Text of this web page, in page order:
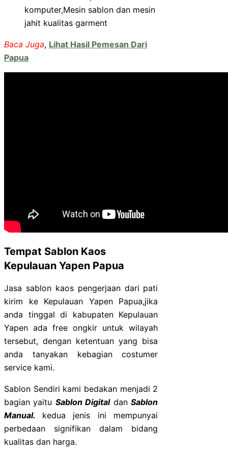
komputer,Mesin sablon dan mesin
jahit kualitas garment
Baca Juga, Lihat Hasil Pemesan Dari
Papua
Tempat Sablon Kaos
Kepulauan Yapen Papua
Jasa sablon kaos pengerjaan dari pati
kirim ke Kepulauan Yapen Papua,jika
anda tinggal di kabupaten Kepulauan
Yapen ada free ongkir untuk wilayah
tersebut, dengan ketentuan yang bisa
anda tanyakan kebagian costumer
service kami.
Sablon Sendiri kami bedakan menjadi 2
bagian yaitu Sablon DigitaldanSablon
Manual. kedua jenis ini mempunyai
perbedaan signifikan dalam bidang
kualitas dan harga.